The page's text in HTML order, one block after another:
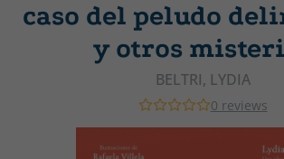
caso del peludo
y otros
BELTRI, LYDIA
0 reviews